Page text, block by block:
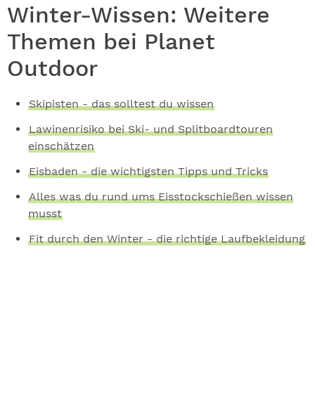
Winter-Wissen: Weitere
Themen bei Planet
Outdoor
Skipisten - das solltest du wissen
Lawinenrisiko bei Ski- und Splitboardtouren
einschätzen
Eisbaden - die wichtigsten Tipps und Tricks
Alles was du rund ums Eisstockschießen wissen
musst
Fit durch den Winter - die richtige Laufbekleidung